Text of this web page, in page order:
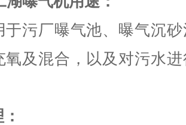
于污厂曝气池、曝气沉
氧及混合，以及对污水